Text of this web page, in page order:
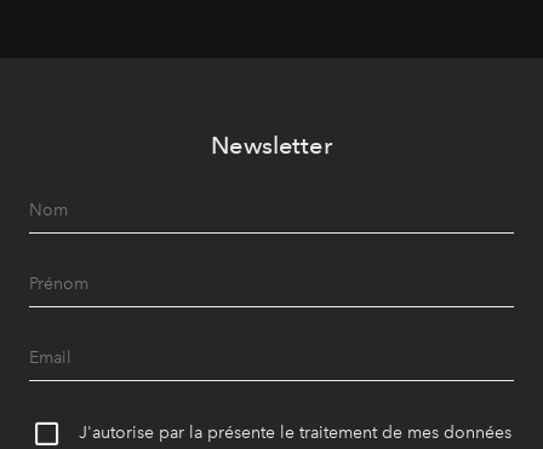
Newsletter
J'autorise par la présente le traitement de mes données